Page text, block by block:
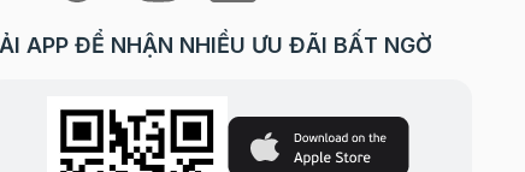
APP ĐỂ NHẬN NHIỀU ƯU ĐÃI BẤT NGỜ